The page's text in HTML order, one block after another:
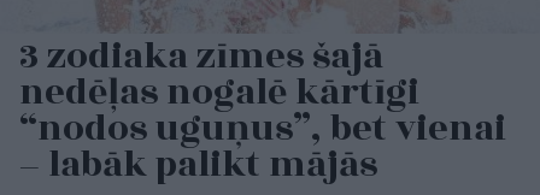
3 zodiaka zīmes šajā
nedēļas nogalē kārtīgi
“nodos uguņus”, bet vienai
– labāk palikt mājās